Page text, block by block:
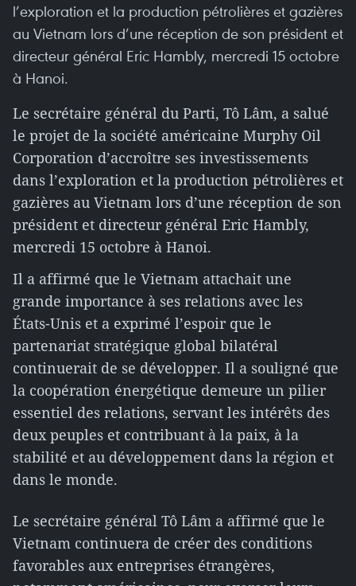
l’exploration et la production pétrolières et gazières
au Vietnam lors d’une réception de son président et
directeur général Eric Hambly, mercredi 15 octobre
à Hanoi.
Le secrétaire général du Parti, Tô Lâm, a salué
le projet de la société américaine Murphy Oil
Corporation d’accroître ses investissements
dans l’exploration et la production pétrolières et
gazières au Vietnam lors d’une réception de son
président et directeur général Eric Hambly,
mercredi 15 octobre à Hanoi.
Il a affirmé que le Vietnam attachait une
grande importance à ses relations avec les
États-Unis et a exprimé l’espoir que le
partenariat stratégique global bilatéral
continuerait de se développer. Il a souligné que
la coopération énergétique demeure un pilier
essentiel des relations, servant les intérêts des
deux peuples et contribuant à la paix, à la
stabilité et au développement dans la région et
dans le monde.
Le secrétaire général Tô Lâm a affirmé que le
Vietnam continuera de créer des conditions
favorables aux entreprises étrangères,